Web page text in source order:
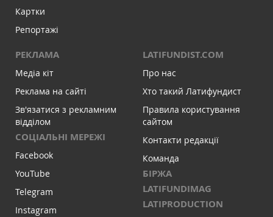
Картки
Репортажі
РЕКЛАМА
Медіа кіт
Реклама на сайті
Зв'язатися з рекламним
відділом
СОЦІАЛЬНІ МЕРЕЖІ
Facebook
YouTube
Telegram
Instagram
LATIFUNDIST.COM
Про нас
Хто такий Латифундист
Правила користування
сайтом
Контакти редакції
Команда
БІРЖА
LATIFUNDIMAG
LATIPRODUCTION